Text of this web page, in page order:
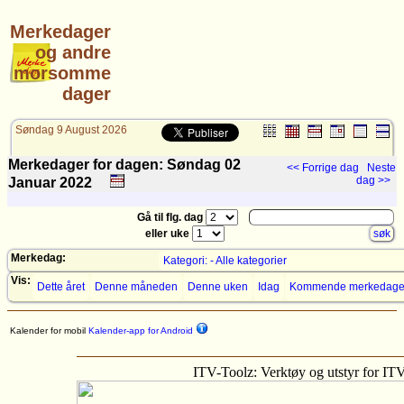
Merkedager
og andre
morsomme
dager
Søndag 9 August 2026
Merkedager for dagen: Søndag 02
Januar 2022
<< Forrige dag
Neste
dag >>
Gå til flg. dag
eller uke
Merkedag:
Kategori: - Alle kategorier
Vis:
Dette året Denne måneden Denne uken Idag Kommende
Kalender for mobil Kalender-app for Android
ITV-Toolz: Verktøy og utstyr for